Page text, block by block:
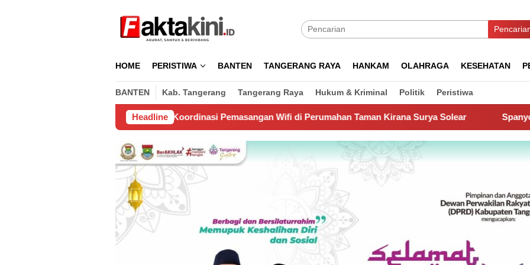
HOME PERISTIWA BANTEN TANGERANG RAYA HANKAM OLAHRAGA KESEHATAN
BANTEN Kab. Tangerang Tangerang Raya Hukum & Kriminal Politik Peristiwa
Headline
Untuk Biaya Koordinasi Pemasangan Wifi di Perumahan Taman Kirana Surya Solear Spanyol Juara Piala Dunia